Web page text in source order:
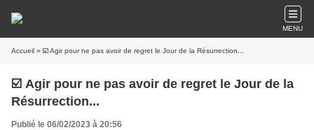
MENU
Accueil » ☑️ Agir pour ne pas avoir de regret le Jour de la Résurrection...
☑️ Agir pour ne pas avoir de regret le Jour de la
Résurrection...
Publié le 06/02/2023 à 20:56